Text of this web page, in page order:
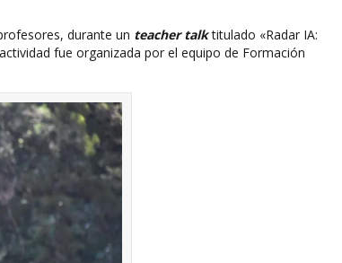
durante un teacher talktitulado «Radar IA:
fue organizada por el equipo de Formación